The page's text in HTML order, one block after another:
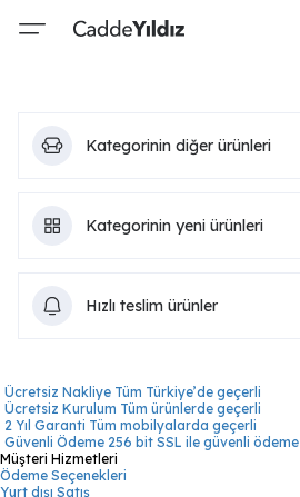
Kategorinin diğer ürünleri
Kategorinin yeni ürünleri
Hızlı teslim ürünler
Ücretsiz Nakliye Tüm Türkiye’de geçerli
Ücretsiz Kurulum Tüm ürünlerde geçerli
2 Yıl Garanti Tüm mobilyalarda geçerli
Güvenli Ödeme 256 bit SSL ile güvenli ödeme
Müşteri Hizmetleri
Ödeme Seçenekleri
Yurt dışı Satış